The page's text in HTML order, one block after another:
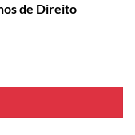
de Direito